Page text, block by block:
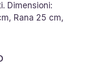
Dimensioni:
Rana 25 cm,